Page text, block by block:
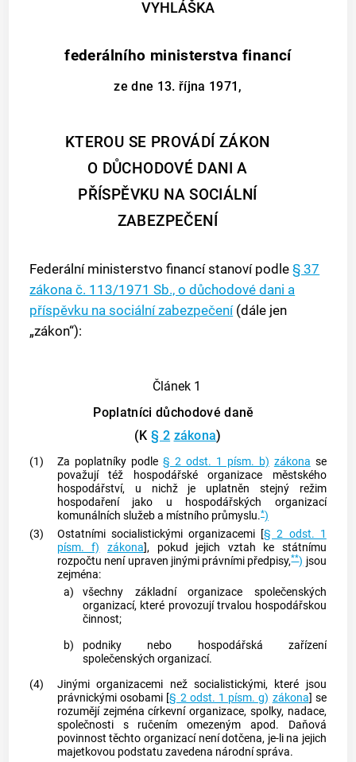
VYHLÁŠKA
federálního ministerstva financí
ze dne 13. října 1971,
KTEROU SE PROVÁDÍ ZÁKON
O DŮCHODOVÉ DANI A
PŘÍSPĚVKU NA SOCIÁLNÍ
ZABEZPEČENÍ
Federální ministerstvo financí stanoví podle§ 37
zákona č. 113/1971 Sb., o důchodové dani a
příspěvku na sociální zabezpečení(dále jen
„zákon“):
Článek 1
Poplatníci důchodové daně
(K§ 2 zákona)
(1) Za poplatníky podle § 2 odst. 1 písm. b) zákona se
považují též hospodářské organizace městského
hospodářství, u nichž je uplatněn stejný režim
hospodaření jako u hospodářských organizací
komunálních služeb a místního průmyslu.*)
(3)
Ostatními socialistickými organizacemi [§ 2 odst. 1
písm. f)
zákona], pokud jejich vztah ke státnímu
rozpočtu není upraven jinými právními předpisy,**) jsou
zejména:
a)
všechny základní organizace společenských
organizací, které provozujítrvalou hospodářskou
činnost;
b)
podniky nebo hospodářská zařízení
společenských organizací.
(4)
Jinými organizacemi než socialistickými, které jsou
právnickými osobami [§ 2 odst. 1 písm. g) zákona] se
rozumějí zejména církevní organizace, spolky, nadace,
společnosti s ručením omezeným apod. Daňová
povinnost těchto organizací není dotčena, je-li na jejich
majetkovou podstatu zavedena národní správa.